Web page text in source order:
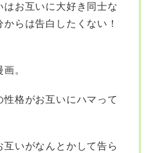
お互いに大好き同士な
らは告白したくない！
。
格がお互いにハマって
いがなんとかして告ら